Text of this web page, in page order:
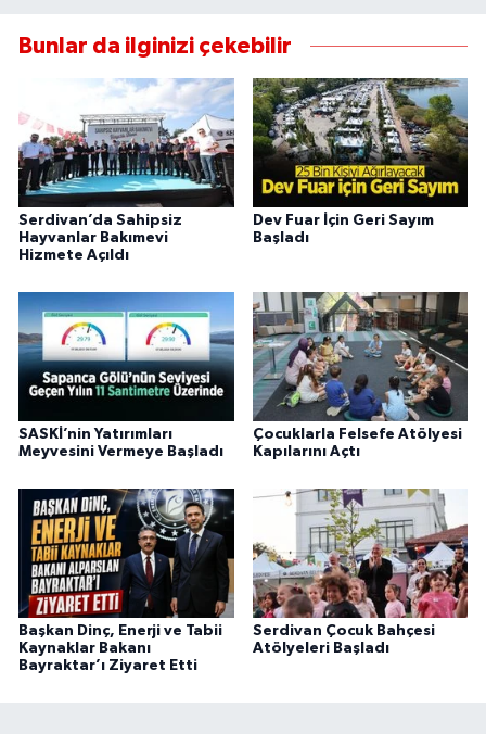
Bunlar da ilginizi çekebilir
Serdivan’da Sahipsiz
Hayvanlar Bakımevi
Hizmete Açıldı
Dev Fuar İçin Geri Sayım
Başladı
SASKİ’nin Yatırımları
Meyvesini Vermeye Başladı
Çocuklarla Felsefe Atölyesi
Kapılarını Açtı
Başkan Dinç, Enerji ve Tabii
Kaynaklar Bakanı
Bayraktar’ı Ziyaret Etti
Serdivan Çocuk Bahçesi
Atölyeleri Başladı